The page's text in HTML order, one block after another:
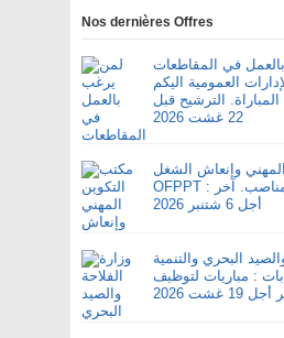
Nos dernières Offres
في المقاطعات
العمومية اليكم
الترشيح قبل
22 غشت 2026
وإنعاش الشغل
OFPPT : مباريات لتوظيف 91 مناصب. آخر
أجل 6 شتنبر 2026
البحري والتنمية
: مباريات لتوظيف